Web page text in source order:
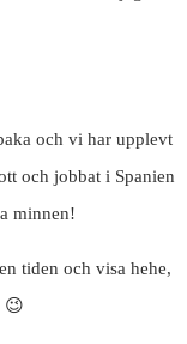
och vi har upplevt
och jobbat i Spanien
minnen!
tiden och visa hehe,
😉